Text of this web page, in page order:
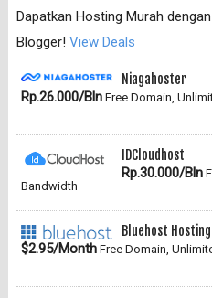
Dapatkan Hosting Murah
Blogger! View Deals
Niagahoster
Rp.26.000/BlnFree Domain,
IDCloudhost
Rp.30.000/Bln
Bandwidth
Bluehost Hosting
$2.95/MonthFree Domain,